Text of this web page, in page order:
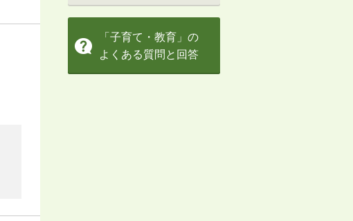
「子育て・教育」の
よくある質問と回答